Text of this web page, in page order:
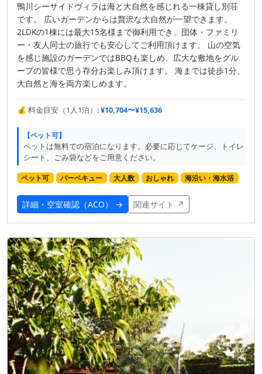
鴨川シーサイドヴィラは海と大自然を感じれる一棟貸し別荘
です。 広いガーデンからは贅沢な大自然が一望できます。
2LDKの1棟には最大15名様まで御利用でき、団体・ファミリ
ー・友人同士の旅行でも安心してご利用頂けます。 山の空気
を感じ施設のガーデンではBBQも楽しめ、広大な敷地をグル
ープの皆様で思う存分お楽しみ頂けます。 海までは徒歩1分、
大自然と海を両方楽しめます。
💰 料金目安（1人1泊）:¥10,704〜¥15,636
【ペット可】
ペットは無料での宿泊になります。必要に応じてケージ、トイレ
シート、ごみ袋などをご用意ください。
ペット可 バーベキュー 大人数 おしゃれ 海沿い・海水浴
詳細・空室確認（ACO） → 関連サイト ↗